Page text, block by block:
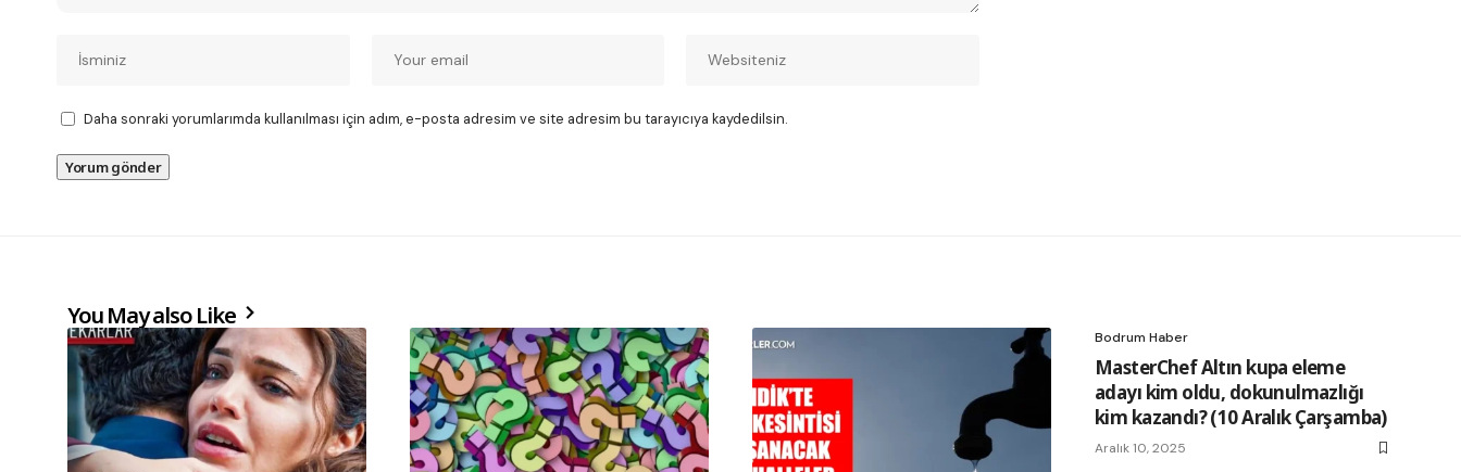
Daha sonraki yorumlarımda kullanılması için adım, e-posta adresim ve site adresim bu tarayıcıya kaydedilsin.
You May also Like
Bodrum Haber
MasterChef Altın kupa eleme
adayı kim oldu, dokunulmazlığı
kim kazandı? (10 Aralık Çarşamba)
Aralık 10, 2025